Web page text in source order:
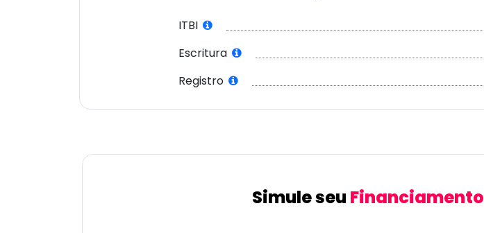
ITBI
Escritura
Registro
Simule seu Financiamento